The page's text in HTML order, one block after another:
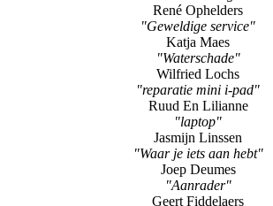
René Ophelders
"Geweldige service"
Katja Maes
"Waterschade"
Wilfried Lochs
"reparatie mini i-pad"
Ruud En Lilianne
"laptop"
Jasmijn Linssen
"Waar je iets aan hebt"
Joep Deumes
"Aanrader"
Geert Fiddelaers